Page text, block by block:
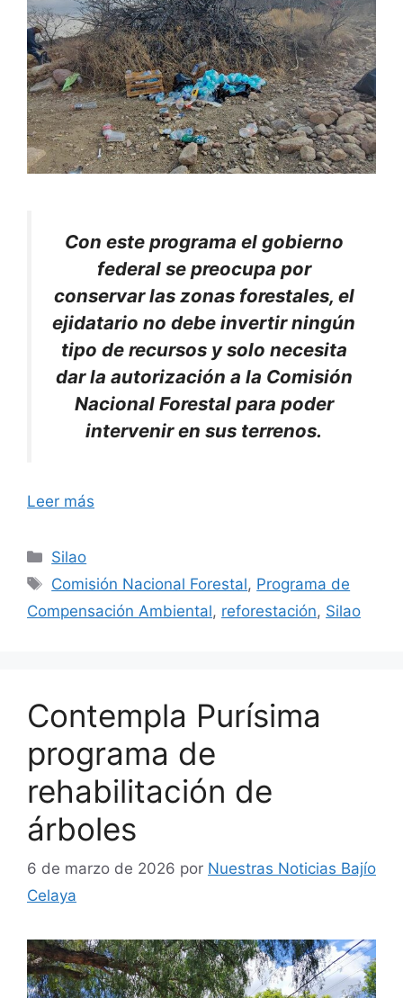
Con este programa el gobierno
federal se preocupa por
conservar las zonas forestales, el
ejidatario no debe invertir ningún
tipo de recursos y solo necesita
dar la autorización a la Comisión
Nacional Forestal para poder
intervenir en sus terrenos.
Leer más
Categorías
Silao
Etiquetas
Comisión Nacional Forestal, Programa de
Compensación Ambiental, reforestación, Silao
Contempla Purísima
programa de
rehabilitación de
árboles
6 de marzo de 2026 por Nuestras Noticias Bajío
Celaya